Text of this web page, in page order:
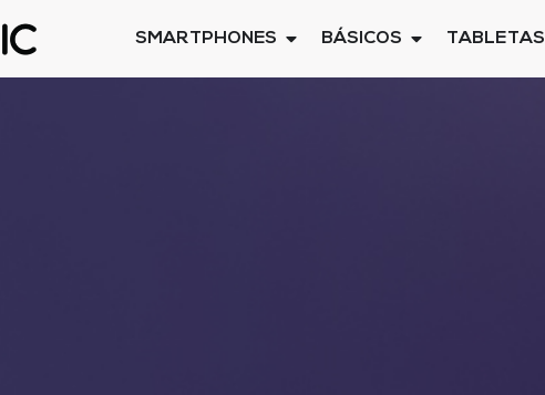
SMARTPHONES BÁSICOS TABLETAS